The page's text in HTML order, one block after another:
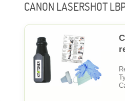
CANON LASERSHOT